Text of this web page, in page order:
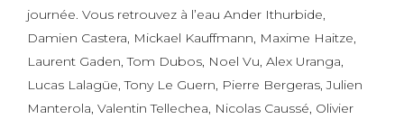
journée. Vous retrouvez à l’eau Ander Ithurbide,
Damien Castera, Mickael Kauffmann, Maxime Haitze,
Laurent Gaden, Tom Dubos, Noel Vu, Alex Uranga,
Lucas Lalagüe, Tony Le Guern, Pierre Bergeras, Julien
Manterola, Valentin Tellechea, Nicolas Caussé, Olivier